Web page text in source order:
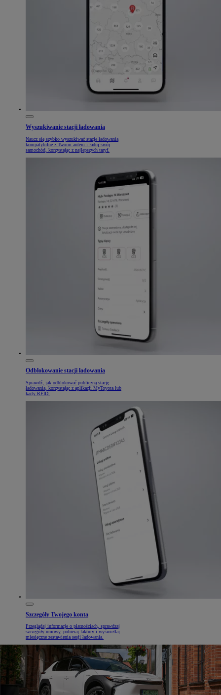
Wyszukiwanie stacji ładowania
Naucz się szybko wyszukiwać stacje ładowania
kompatybilne z Twoim autem i ładuj swój
samochód, korzystając z najlepszych taryf.
Odblokowanie stacji ładowania
Sprawdź, jak odblokować publiczną stację
ładowania, korzystając z aplikacji MyToyota lub
karty RFID.
Szczegóły Twojego konta
Przeglądaj informacje o płatnościach, sprawdzaj
szczegóły umowy, pobieraj faktury i wyświetlaj
miesięczne zestawienia sesji ładowania.